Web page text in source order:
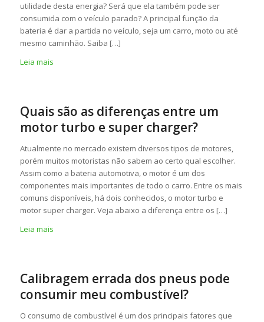
utilidade desta energia? Será que ela também pode ser
consumida com o veículo parado? A principal função da
bateria é dar a partida no veículo, seja um carro, moto ou até
mesmo caminhão. Saiba […]
Leia mais
Quais são as diferenças entre um
motor turbo e super charger?
Atualmente no mercado existem diversos tipos de motores,
porém muitos motoristas não sabem ao certo qual escolher.
Assim como a bateria automotiva, o motor é um dos
componentes mais importantes de todo o carro. Entre os mais
comuns disponíveis, há dois conhecidos, o motor turbo e
motor super charger. Veja abaixo a diferença entre os […]
Leia mais
Calibragem errada dos pneus pode
consumir meu combustível?
O consumo de combustível é um dos principais fatores que